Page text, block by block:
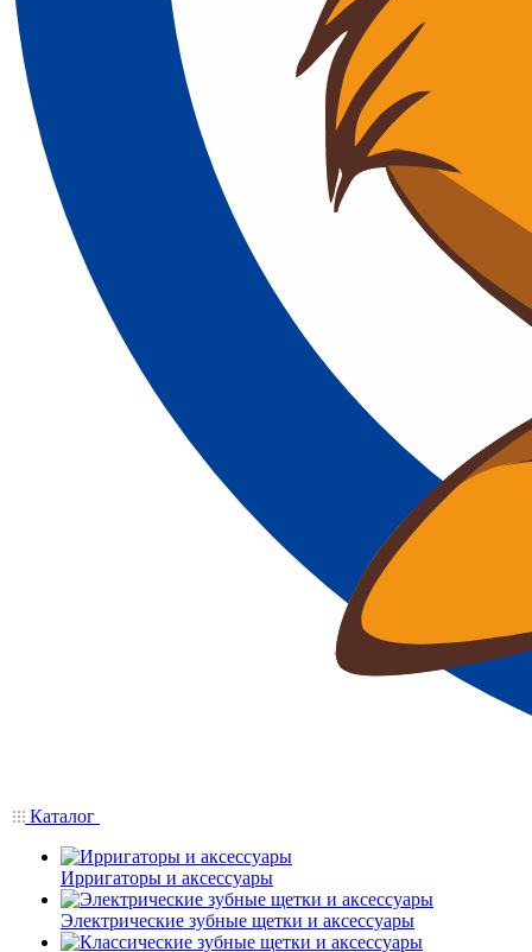
Каталог
Ирригаторы и аксессуары
Электрические зубные щетки и аксессуары